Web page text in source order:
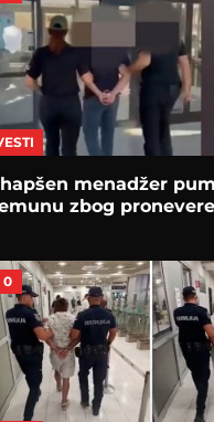
menadžer
zbog pronevere
0